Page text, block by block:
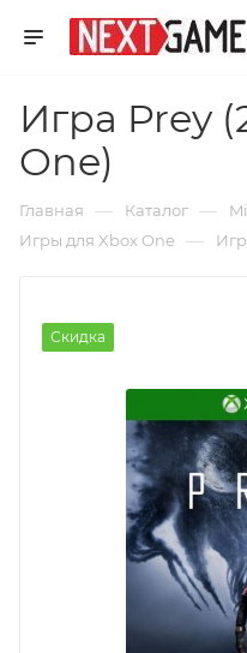
Игра Prey
One)
Главная — Каталог —
Игры для Xbox One —
Скидка